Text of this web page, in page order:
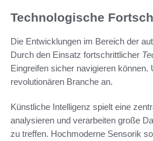
Technologische
Die Entwicklungen im Bereich der
Durch den Einsatz fortschrittlicher
Eingreifen sicher navigieren
revolutionären Branche an.
Künstliche Intelligenz spielt eine
analysieren und verarbeiten große
zu treffen. Hochmoderne Sensorik